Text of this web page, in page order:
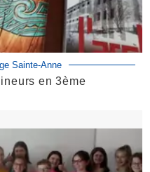
Sainte-Anne
en 3ème